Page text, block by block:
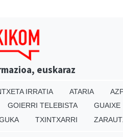
euskaraz
IRRATIA ATARIA
GOIERRI TELEBISTA
GUAIXE
TXINTXARRI